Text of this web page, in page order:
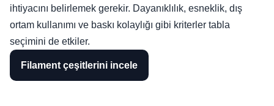
ihtiyacını belirlemek gerekir. Dayanıklılık, esneklik, dış
ortam kullanımı ve baskı kolaylığı gibi kriterler tabla
seçimini de etkiler.
Filament çeşitlerini incele